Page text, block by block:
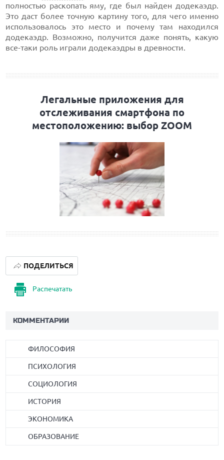
полностью раскопать яму, где был найден додекаэдр.
Это даст более точную картину того, для чего именно
использовалось это место и почему там находился
додекаэдр. Возможно, получится даже понять, какую
все-таки роль играли додекаэдры в древности.
Легальные приложения для
отслеживания смартфона по
местоположению: выбор ZOOM
Распечатать
ПОДЕЛИТЬСЯ
КОММЕНТАРИИ
ФИЛОСОФИЯ
ПСИХОЛОГИЯ
СОЦИОЛОГИЯ
ИСТОРИЯ
ЭКОНОМИКА
ОБРАЗОВАНИЕ